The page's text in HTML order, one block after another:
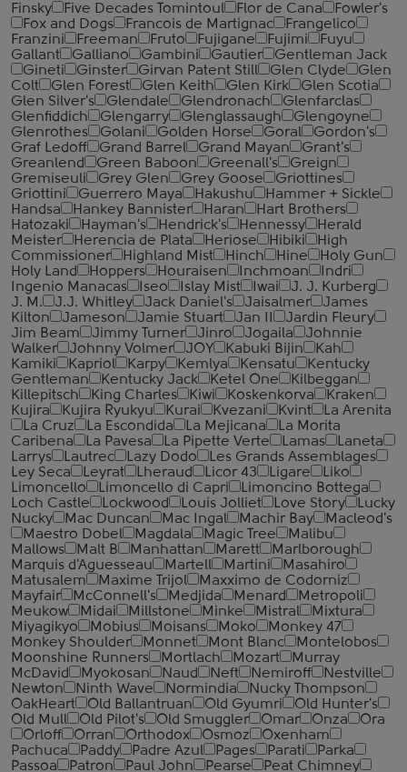
Finsky
Five Decades Tomintoul Flor de Cana
Fowler's
Fox and Dogs
Francois de Martignac
Frangelico
Franzini
Freeman Fruto Fujigane Fujimi
Fuyu
Gallant
Galliano Gambini Gautier
Gentleman Jack
Gineti
Ginster Girvan Patent Still Glen Clyde
Glen
Colt
Glen Forest Glen Keith Glen Kirk
Glen Scotia
Glen Silver's
Glendale Glendronach
Glenfarclas
Glenfiddich
Glengarry Glenglassaugh
Glengoyne
Glenrothes
Golani Golden Horse Goral
Gordon's
Graf Ledoff
Grand Barrel Grand Mayan
Grant's
Greanlend
Green Baboon Greenall's
Greign
Gremiseuli
Grey Glen Grey Goose
Griottines
Griottini
Guerrero Maya Hakushu
Hammer + Sickle
Handsa
Hankey Bannister Haran
Hart Brothers
Hatozaki
Hayman's Hendrick's Hennessy
Herald
Meister
Herencia de Plata Heriose Hibiki
High
Commissioner
Highland Mist Hinch Hine
Holy Gun
Holy Land
Hoppers Houraisen Inchmoan
Indri
Ingenio Manacas
Iseo Islay Mist Iwai
J. J. Kurberg
J. M.
J.J. Whitley Jack Daniel's Jaisalmer
James
Kilton
Jameson Jamie Stuart Jan II
Jardin Fleury
Jim Beam
Jimmy Turner Jinro Jogaila
Johnnie
Walker
Johnny Volmer JOY Kabuki Bijin
Kah
Kamiki
Kapriol Karpy Kemlya Kensatu
Kentucky
Gentleman
Kentucky Jack Ketel One
Kilbeggan
Killepitsch
King Charles Kiwi Koskenkorva
Kraken
Kujira
Kujira Ryukyu Kurai Kvezani Kvint
La Arenita
La Cruz
La Escondida La Mejicana
La Morita
Caribena
La Pavesa La Pipette Verte Lamas
Laneta
Larrys
Lautrec Lazy Dodo
Les Grands Assemblages
Ley Seca
Leyrat Lheraud Licor 43 Ligare
Liko
Limoncello
Limoncello di Capri
Limoncino Bottega
Loch Castle
Lockwood Louis Jolliet Love Story
Lucky
Nucky
Mac Duncan Mac Ingal Machir Bay
Macleod's
Maestro Dobel
Magdala Magic Tree
Malibu
Mallows
Malt B Manhattan Marett
Marlborough
Marquis d'Aguesseau
Martell Martini
Masahiro
Matusalem
Maxime Trijol
Maxximo de Codorniz
Mayfair
McConnell's Medjida Menard
Metropoli
Meukow
Midai Millstone Minke Mistral
Mixtura
Miyagikyo
Mobius Moisans Moko
Monkey 47
Monkey Shoulder
Monnet Mont Blanc
Montelobos
Moonshine Runners
Mortlach Mozart
Murray
McDavid
Myokosan Naud Neft Nemiroff
Nestville
Newton
Ninth Wave Normindia
Nucky Thompson
OakHeart
Old Ballantruan Old Gyumri
Old Hunter's
Old Mull
Old Pilot's Old Smuggler Omar Onza
Ora
Orloff
Orran Orthodox Osmoz
Oxenham
Pachuca
Paddy Padre Azul Pages Parati
Parka
Passoa
Patron Paul John Pearse
Peat Chimney